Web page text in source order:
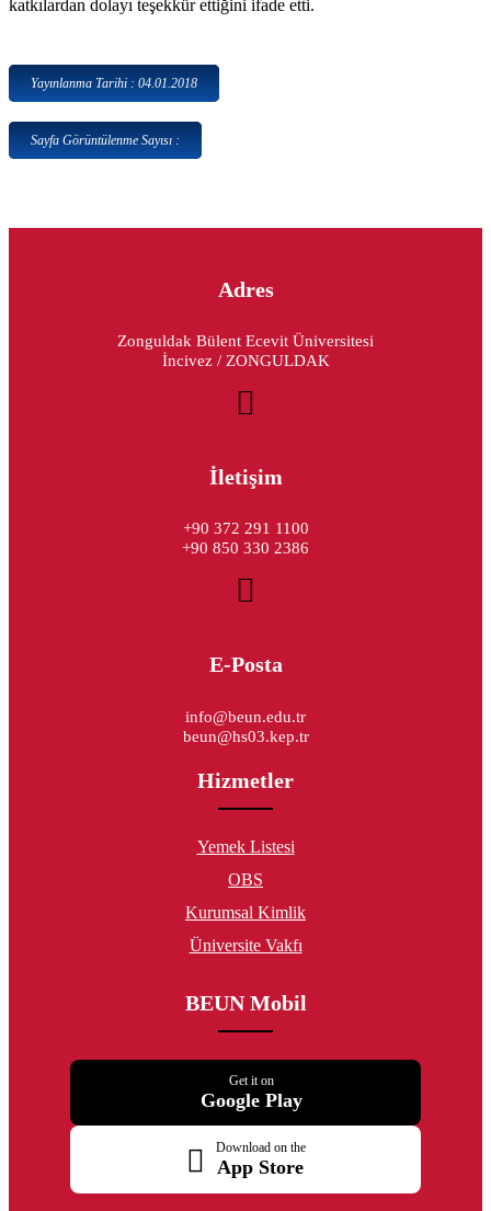
katkılardan dolayı teşekkür ettiğini ifade etti.
Yayınlanma Tarihi : 04.01.2018
Sayfa Görüntülenme Sayısı :
Adres
Zonguldak Bülent Ecevit Üniversitesi
İncivez / ZONGULDAK
İletişim
+90 372 291 1100
+90 850 330 2386
E-Posta
info@beun.edu.tr
beun@hs03.kep.tr
Hizmetler
Yemek Listesi
OBS
Kurumsal Kimlik
Üniversite Vakfı
BEUN Mobil
Get it on
Google Play
Download on the
App Store